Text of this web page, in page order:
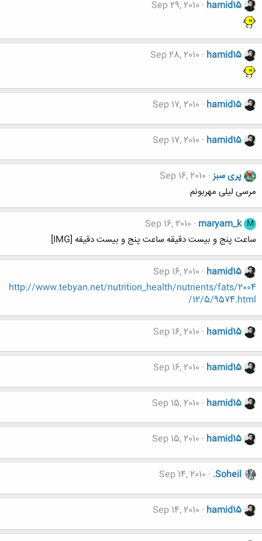
hamid15
Sep 29, 2010
hamid15
Sep 28, 2010
hamid15
Sep 17, 2010
hamid15
Sep 17, 2010
پری سبز Sep 16, 2010
مرسی لیلی مهربونم
M
maryam_k
Sep 16, 2010
ساعت پنج و بیست دقیقه ساعت پنج و بیست دقیقه [IMG]
hamid15
Sep 16, 2010
http://www.tebyan.net/nutrition_health/nutrients/fats/2004
/12/5/9574.html
hamid15
Sep 16, 2010
hamid15
Sep 16, 2010
hamid15
Sep 15, 2010
hamid15
Sep 15, 2010
.Soheil
Sep 14, 2010
hamid15
Sep 14, 2010